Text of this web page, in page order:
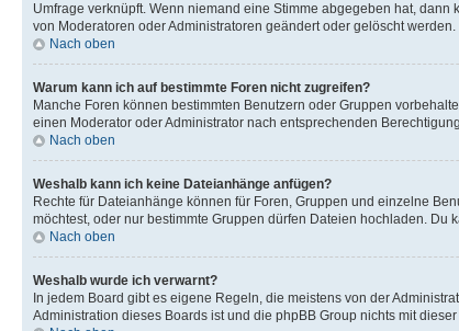
Umfrage verknüpft. Wenn niemand eine Stimme abgegeben hat,
von Moderatoren oder Administratoren geändert oder gelöscht
Nach oben
Warum kann ich auf bestimmte Foren nicht zugreifen?
Manche Foren können bestimmten Benutzern oder Gruppen
einen Moderator oder Administrator nach entsprechenden
Nach oben
Weshalb kann ich keine Dateianhänge anfügen?
Rechte für Dateianhänge können für Foren, Gruppen und einzelne
möchtest, oder nur bestimmte Gruppen dürfen Dateien hochladen.
Nach oben
Weshalb wurde ich verwarnt?
In jedem Board gibt es eigene Regeln, die meistens von der
Administration dieses Boards ist und die phpBB Group nichts mit